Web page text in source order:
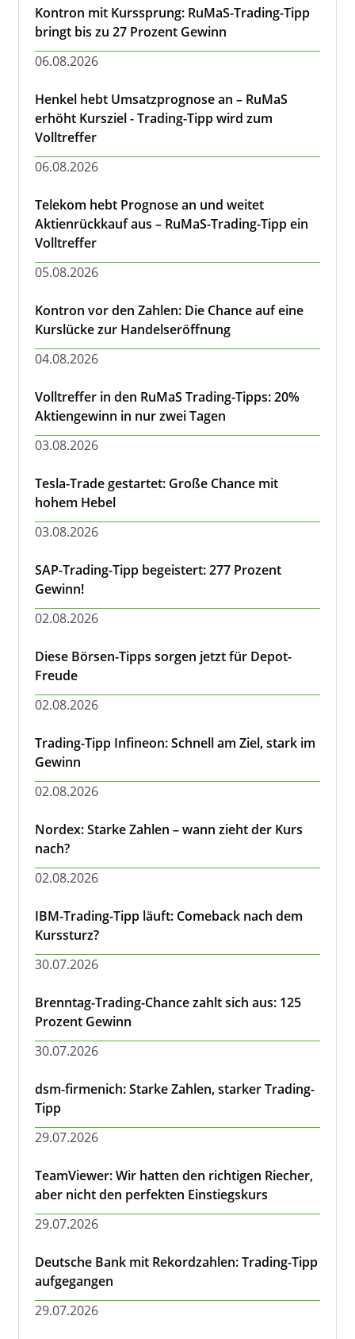
Kontron mit Kurssprung: RuMaS-Trading-Tipp
bringt bis zu 27 Prozent Gewinn
06.08.2026
Henkel hebt Umsatzprognose an – RuMaS
erhöht Kursziel - Trading-Tipp wird zum
Volltreffer
06.08.2026
Telekom hebt Prognose an und weitet
Aktienrückkauf aus – RuMaS-Trading-Tipp ein
Volltreffer
05.08.2026
Kontron vor den Zahlen: Die Chance auf eine
Kurslücke zur Handelseröffnung
04.08.2026
Volltreffer in den RuMaS Trading-Tipps: 20%
Aktiengewinn in nur zwei Tagen
03.08.2026
Tesla-Trade gestartet: Große Chance mit
hohem Hebel
03.08.2026
SAP-Trading-Tipp begeistert: 277 Prozent
Gewinn!
02.08.2026
Diese Börsen-Tipps sorgen jetzt für Depot-
Freude
02.08.2026
Trading-Tipp Infineon: Schnell am Ziel, stark im
Gewinn
02.08.2026
Nordex: Starke Zahlen – wann zieht der Kurs
nach?
02.08.2026
IBM-Trading-Tipp läuft: Comeback nach dem
Kurssturz?
30.07.2026
Brenntag-Trading-Chance zahlt sich aus: 125
Prozent Gewinn
30.07.2026
dsm-firmenich: Starke Zahlen, starker Trading-
Tipp
29.07.2026
TeamViewer: Wir hatten den richtigen Riecher,
aber nicht den perfekten Einstiegskurs
29.07.2026
Deutsche Bank mit Rekordzahlen: Trading-Tipp
aufgegangen
29.07.2026